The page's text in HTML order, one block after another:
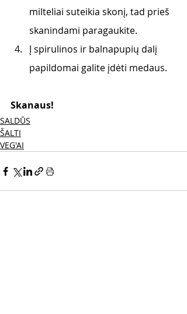
milteliai suteikia skonį, tad prieš
skanindami paragaukite.
Į spirulinos ir balnapupių dalį
papildomai galite įdėti medaus.
Skanaus!
SALDŪS
ŠALTI
VEG'AI